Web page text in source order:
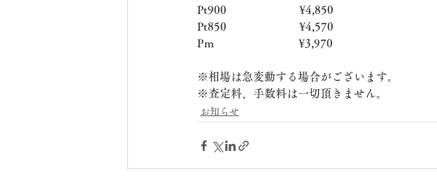
Pt900　　　　　　  ¥4,850
Pt850　　　　　　  ¥4,570
Pｍ　　　　　　　  ¥3,970
※相場は急変動する場合がございます。
※査定料、手数料は一切頂きません。
お知らせ